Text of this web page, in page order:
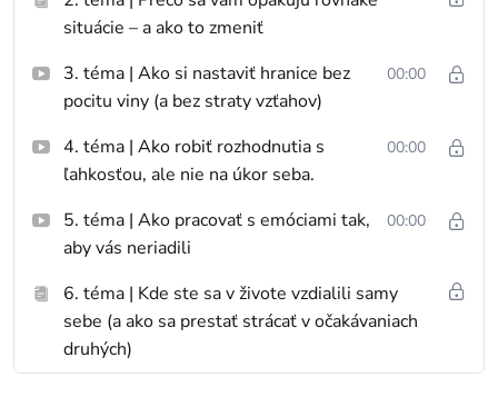
situácie – a ako to zmeniť
3. téma | Ako si nastaviť hranice bez
pocitu viny (a bez straty vzťahov)
00:00
4. téma | Ako robiť rozhodnutia s
ľahkosťou, ale nie na úkor seba.
00:00
5. téma | Ako pracovať s emóciami tak,
aby vás neriadili
00:00
6. téma | Kde ste sa v živote vzdialili samy
sebe (a ako sa prestať strácať v očakávaniach
druhých)